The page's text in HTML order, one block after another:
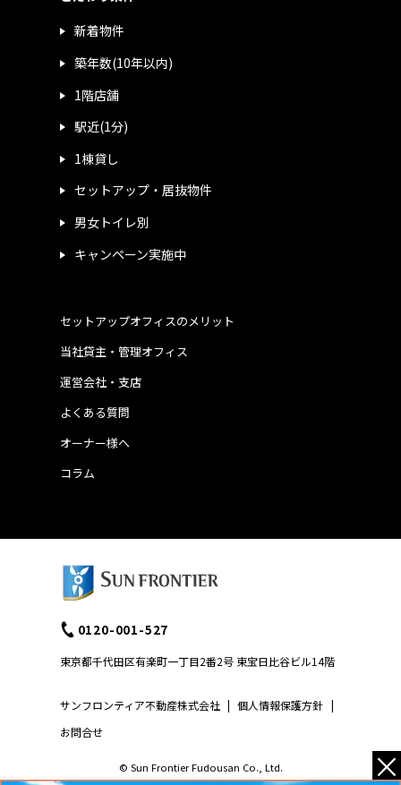
新着物件
築年数(10年以内)
1階店舗
駅近(1分)
1棟貸し
セットアップ・居抜物件
男女トイレ別
キャンペーン実施中
運営会社・支店
よくある質問
当社貸主・管理オフィス
オーナー様へ
コラム
セットアップオフィスのメリット
サンフロンティア不動産株式会社 | 個人情報保護方針 |
お問合せ
0120-001-527
東京都千代田区有楽町一丁目2番2号 東宝日比谷ビル14階
© Sun Frontier Fudousan Co., Ltd. ×